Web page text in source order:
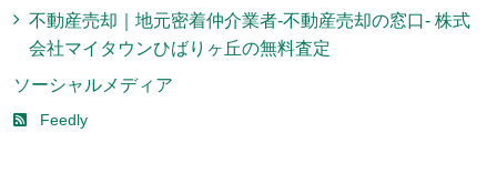
不動産売却｜地元密着仲介業者-不動産売却の窓口- 株式
会社マイタウンひばりヶ丘の無料査定
ソーシャルメディア
Feedly